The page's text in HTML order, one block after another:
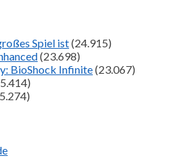
Spiel ist(24.915)
(23.698)
BioShock Infinite(23.067)